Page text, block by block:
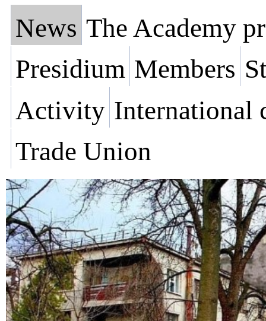
News The Academy
Presidium Members
Activity International
Trade Union